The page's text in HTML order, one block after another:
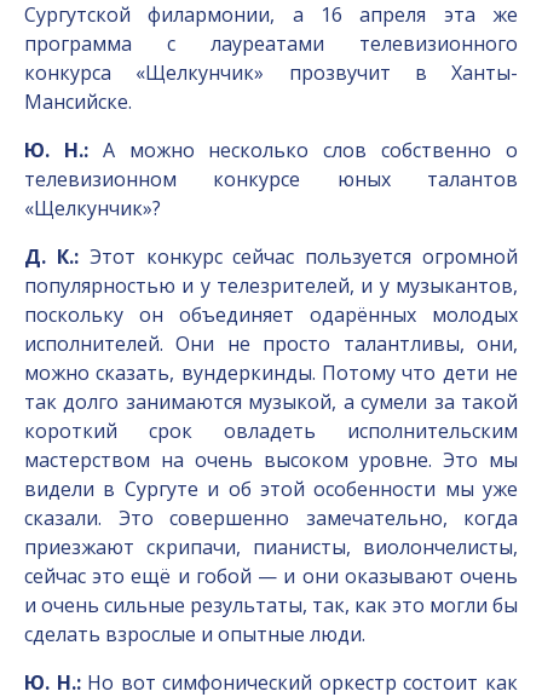
Сургутской филармонии, а 16 апреля эта же
программа с лауреатами телевизионного
конкурса «Щелкунчик» прозвучит в Ханты-
Мансийске.
Ю. Н.:А можно несколько слов собственно о
телевизионном конкурсе юных талантов
«Щелкунчик»?
Д. К.:Этот конкурс сейчас пользуется огромной
популярностью и у телезрителей, и у музыкантов,
поскольку он объединяет одарённых молодых
исполнителей. Они не просто талантливы, они,
можно сказать, вундеркинды. Потому что дети не
так долго занимаются музыкой, а сумели за такой
короткий срок овладеть исполнительским
мастерством на очень высоком уровне. Это мы
видели в Сургуте и об этой особенности мы уже
сказали. Это совершенно замечательно, когда
приезжают скрипачи, пианисты, виолончелисты,
сейчас это ещё и гобой — и они оказывают очень
и очень сильные результаты, так, как это могли бы
сделать взрослые и опытные люди.
Ю. Н.:Но вот симфонический оркестр состоит как